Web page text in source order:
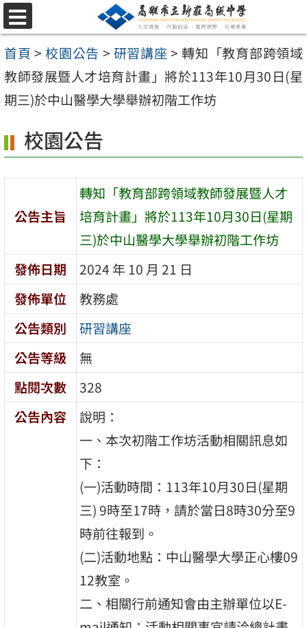
跳
至
主
要
內
區
選
單
首頁 > 校園公告 > 研習講座 > 轉知「教育部跨領域
教師發展暨人才培育計畫」將於113年10月30日(星
期三)於中山醫學大學舉辦初階工作坊
校園公告
公告主旨
轉知「教育部跨領域教師發展暨人才
培育計畫」將於113年10月30日(星期
三)於中山醫學大學舉辦初階工作坊
發佈日期
2024 年 10 月 21 日
發佈單位
教務處
公告類別
研習講座
公告等級
無
點閱次數
328
公告內容
說明：
一、本次初階工作坊活動相關訊息如
下：
(一)活動時間：113年10月30日(星期
三) 9時至17時，請於當日8時30分至9
時前往報到。
(二)活動地點：中山醫學大學正心樓09
12教室。
二、相關行前通知會由主辦單位以E-